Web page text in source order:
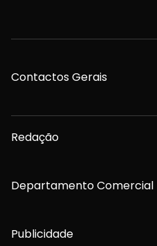
Contactos Gerais
Redação
Departamento Comercial
Publicidade